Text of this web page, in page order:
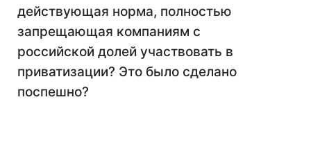
действующая норма, полностью
запрещающая компаниям с
российской долей участвовать в
приватизации? Это было сделано
поспешно?